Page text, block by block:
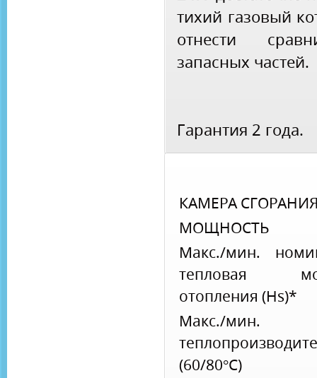
тихий газовый
отнести
запасных частей.
Гарантия 2 года.
КАМЕРА
МОЩНОСТЬ
Макс./мин.
тепловая
отопления (Hs)*
Макс./мин.
(60/80°С)